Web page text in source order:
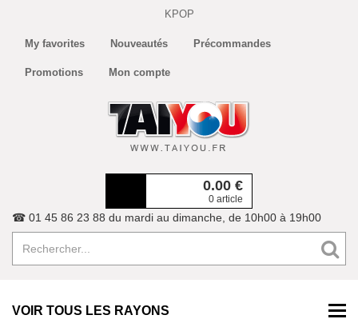
KPOP
My favorites Nouveautés Précommandes
Promotions Mon compte
0.00 €
0 article
☎ 01 45 86 23 88 du mardi au dimanche, de 10h00 à 19h00
VOIR TOUS LES RAYONS